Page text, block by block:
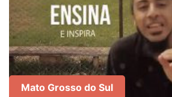
Mato Grosso do Sul